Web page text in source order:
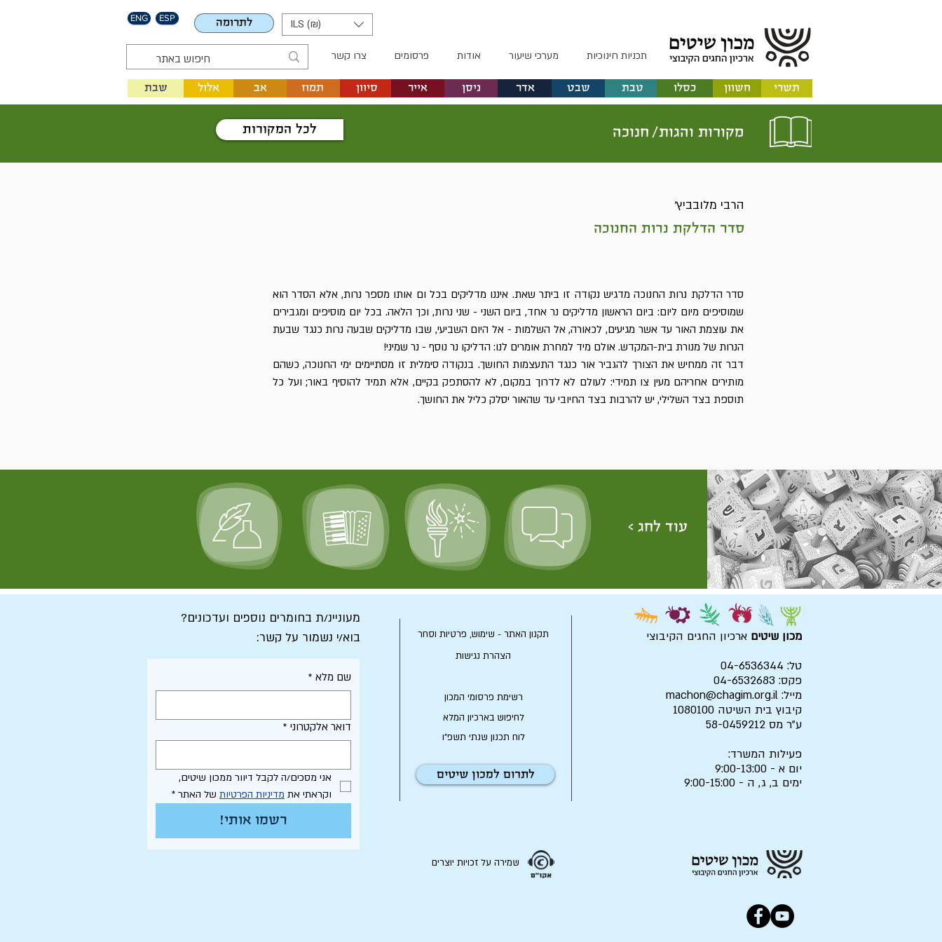
ENG ESP לתרומה ILS (₪)
תכניות חינוכיות מערכי שיעור אודות פרסומים צרו קשר
אלול שבת תמוז אב ניסן סיוון אדר טבת שבט חשוון תשרי כסלו אייר
לכל המקורות חנוכה מקורות והגות/
הרבי מלובביץ'
סדר הדלקת נרות החנוכה
סדר הדלקת נרות החנוכה מדגיש נקודה זו ביתר שאת. איננו מדליקים בכל ום אותו מספר נרות, אלא הסדר הוא
שמוסיפים מיום ליום: ביום הראשון מדליקים נר אחד, ביום השני - שני נרות, וכך הלאה. בכל יום מוסיפים ומגבירים
את עוצמת האור עד אשר מגיעים, לכאורה, אל השלמות - אל היום השביעי, שבו מדליקים שבעה נרות כנגד שבעת
הנרות של מנורת בית-המקדש. אולם מיד למחרת אומרים לנו: הדליקו נר נוסף - נר שמיני!
דבר זה ממחיש את הצורך להגביר אור כנגד התעצמות החושך. בנקודה סימלית זו מסתיימים ימי החנוכה, כשהם
מותירים אחריהם מעין צו תמידי: לעולם לא לדרוך במקום, לא להסתפק בקיים, אלא תמיד להוסיף באור; ועל כל
תוספת בצד השלילי, יש להרבות בצד החיובי עד שהאור יסלק כליל את החושך.
עוד לחג >
מעוניינ/ת בחומרים נוספים ועדכונים?
בוא/י נשמור על קשר:
שם מלא *
דואר אלקטרוני *
וקראתי את מדיניות הפרטיות של האתר *
רשמו אותי!
תקנון האתר - שימוש, פרטיות וסחר
הצהרת נגישות
רשימת פרסומי המכון
לחיפוש בארכיון המלא
לוח תכנון שנתי תשפ"ו
לתרום למכון שיטים
מכון שיטים ארכיון החגים הקיבוצי
טל: 04-6536344
פקס: 04-6532683
מייל: machon@chagim.org.il
קיבוץ בית השיטה 1080100
ע"ר מס 58-0459212
פעילות המשרד:
יום א - 9:00-13:00
ימים ב, ג, ה - 9:00-15:00
שמירה על זכויות יוצרים